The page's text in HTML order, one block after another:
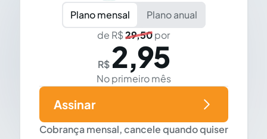
Plano mensal
Plano anual
de R$29,50por
R$ 2,95
No primeiro mês
Cobrança mensal, cancele quando quiser
Assinar